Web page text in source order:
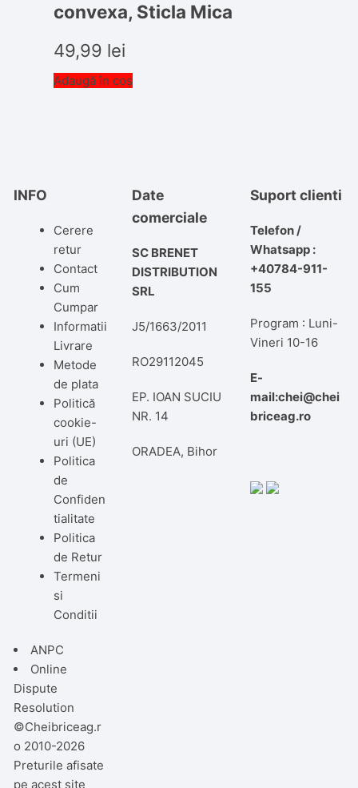
convexa, Sticla Mica
49,99 lei
Adaugă în coș
INFO
Cerere
retur
Contact
Cum
Cumpar
Informatii
Livrare
Metode
de plata
Politică
cookie-
uri (UE)
Politica
de
Confiden
tialitate
Politica
de Retur
Termeni
si
Conditii
ANPC
Online
Dispute
Resolution
Date
comerciale
SC BRENET
DISTRIBUTION
SRL
J5/1663/2011
RO29112045
EP. IOAN SUCIU
NR. 14
ORADEA, Bihor
Suport clienti
Telefon /
Whatsapp :
+40784-911-
155
Program : Luni-
Vineri 10-16
E-
mail:chei@chei
briceag.ro
©Cheibriceag.r
o 2010-2026
Preturile afisate
pe acest site